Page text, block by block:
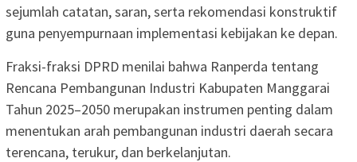
sejumlah catatan, saran, serta rekomendasi konstruktif
guna penyempurnaan implementasi kebijakan ke depan.
Fraksi-fraksi DPRD menilai bahwa Ranperda tentang
Rencana Pembangunan Industri Kabupaten Manggarai
Tahun 2025–2050 merupakan instrumen penting dalam
menentukan arah pembangunan industri daerah secara
terencana, terukur, dan berkelanjutan.